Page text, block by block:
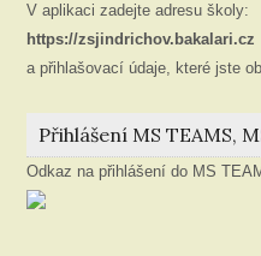
V aplikaci zadejte adresu školy:
https://zsjindrichov.bakalari.cz
a přihlašovací údaje, které jste
Přihlášení MS TEAMS,
Odkaz na přihlášení do MS